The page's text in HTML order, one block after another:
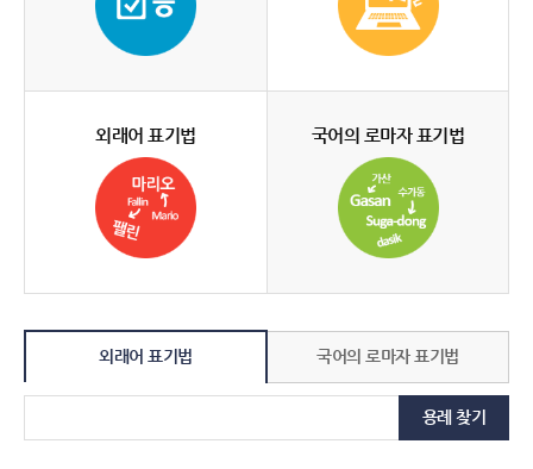
외래어 표기법 국어의 로마자 표기법
외래어 표기법 국어의 로마자 표기법
용례 찾기